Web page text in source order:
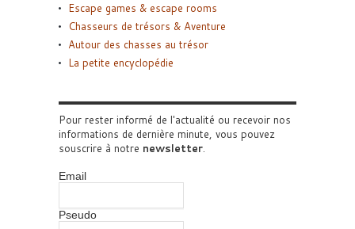
Escape games & escape rooms
Chasseurs de trésors & Aventure
Autour des chasses au trésor
La petite encyclopédie
Pour rester informé de l'actualité ou recevoir nos
informations de dernière minute, vous pouvez
souscrire à notre newsletter.
Email
Pseudo